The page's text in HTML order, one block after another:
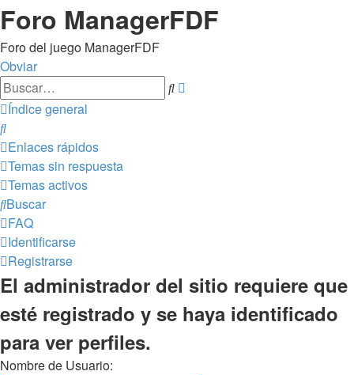
Foro ManagerFDF
Foro del juego ManagerFDF
Obviar
Buscar
Índice general
Buscar
Enlaces rápidos
Temas sin respuesta
Temas activos
Buscar
FAQ
Identificarse
Registrarse
El administrador del sitio requiere que
esté registrado y se haya identificado
para ver perfiles.
Nombre de Usuario: